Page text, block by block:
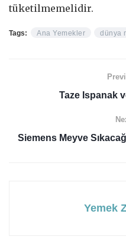
tüketilmemelidir.
Tags: Ana Yemekler dünya
Taze Ispanak
Siemens Meyve
Yemek